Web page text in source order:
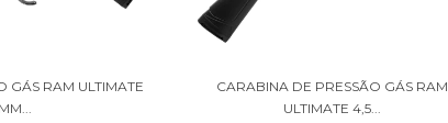
GÁS RAM ULTIMATE
CARABINA DE PRESSÃO GÁS RAM
ULTIMATE 4,5...